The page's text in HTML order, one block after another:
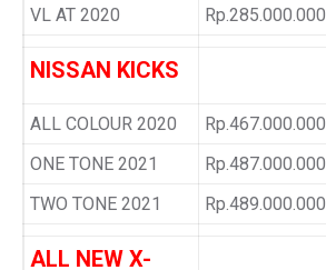
VL AT 2020
Rp.285.000.000
NISSAN KICKS
ALL COLOUR 2020 Rp.467.000.000
ONE TONE 2021
Rp.487.000.000
TWO TONE 2021
Rp.489.000.000
ALL NEW X-